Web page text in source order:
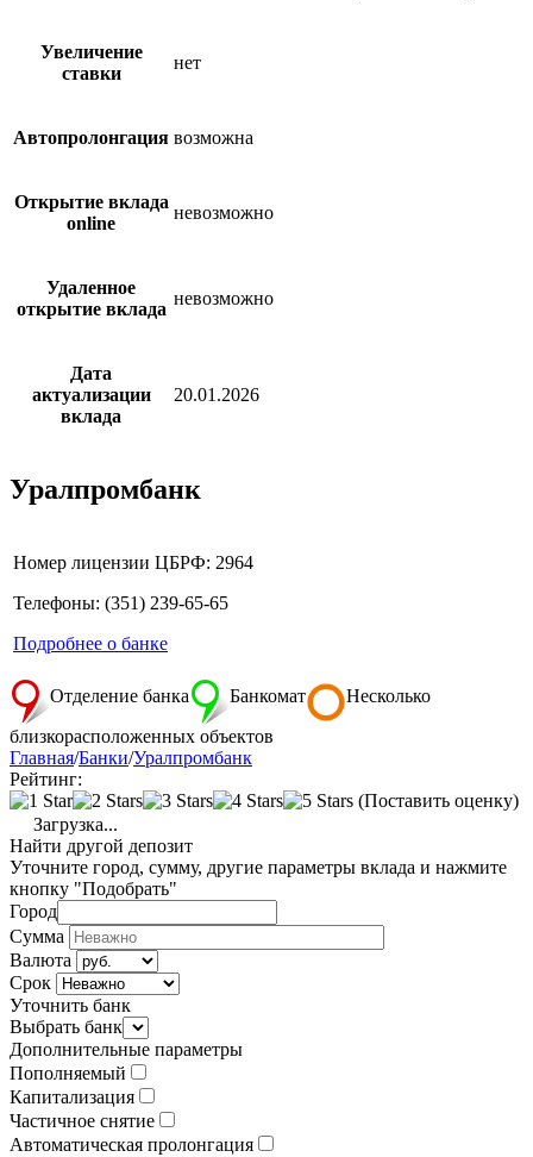
Увеличение
ставки
нет
Автопролонгация возможна
Открытие вклада
online
невозможно
Удаленное
открытие вклада
невозможно
Дата
актуализации
вклада
20.01.2026
Уралпромбанк
Номер лицензии ЦБРФ: 2964
Телефоны: (351) 239-65-65
Подробнее о банке
Отделение банка Банкомат Несколько
близкорасположенных объектов
Главная/Банки/Уралпромбанк
Рейтинг:
(Поставить оценку)
Загрузка...
Найти другой депозит
Уточните город, сумму, другие параметры вклада и нажмите
кнопку "Подобрать"
Город
Сумма
Валюта
Срок
Уточнить банк
Выбрать банк
Дополнительные параметры
Пополняемый
Капитализация
Частичное снятие
Автоматическая пролонгация